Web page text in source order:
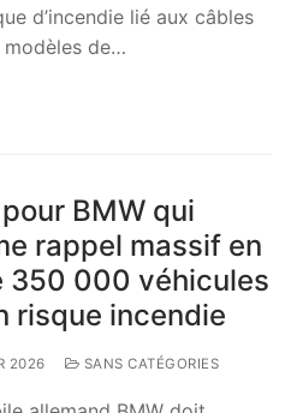
d’incendie lié aux câbles
de…
BMW qui
rappel massif en
350 000 véhicules
risque incendie
2026 SANS CATÉGORIES